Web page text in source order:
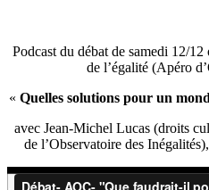
Podcast du débat de samedi 12/
de l’égalité (Apéro
« Quelles solutions pour un
avec Jean-Michel Lucas (droits
de l’Observatoire des